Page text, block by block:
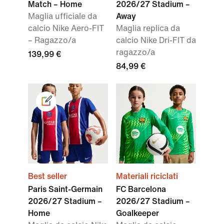
Match – Home
Maglia ufficiale da
calcio Nike Aero-FIT
– Ragazzo/a
139,99 €
2026/27 Stadium –
Away
Maglia replica da
calcio Nike Dri-FIT da
ragazzo/a
84,99 €
Best seller
Paris Saint-Germain
2026/27 Stadium –
Home
Materiali riciclati
FC Barcelona
2026/27 Stadium –
Goalkeeper